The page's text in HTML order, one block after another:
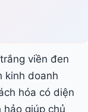
viền đen
kinh doanh
hóa có diện
giúp chủ